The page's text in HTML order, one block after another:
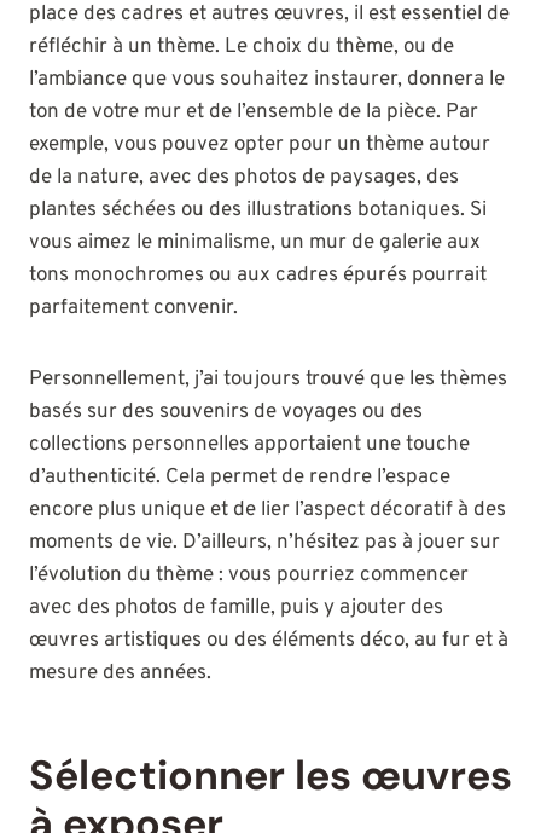
place des cadres et autres œuvres, il est essentiel de
réfléchir à un thème. Le choix du thème, ou de
l’ambiance que vous souhaitez instaurer, donnera le
ton de votre mur et de l’ensemble de la pièce. Par
exemple, vous pouvez opter pour un thème autour
de la nature, avec des photos de paysages, des
plantes séchées ou des illustrations botaniques. Si
vous aimez le minimalisme, un mur de galerie aux
tons monochromes ou aux cadres épurés pourrait
parfaitement convenir.
Personnellement, j’ai toujours trouvé que les thèmes
basés sur des souvenirs de voyages ou des
collections personnelles apportaient une touche
d’authenticité. Cela permet de rendre l’espace
encore plus unique et de lier l’aspect décoratif à des
moments de vie. D’ailleurs, n’hésitez pas à jouer sur
l’évolution du thème : vous pourriez commencer
avec des photos de famille, puis y ajouter des
œuvres artistiques ou des éléments déco, au fur et à
mesure des années.
Sélectionner les œuvres